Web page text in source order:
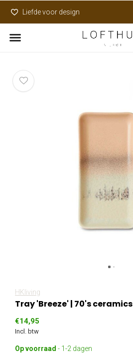
Liefde voor design
HKliving
Tray 'Breeze' | 70's ceramics
€14,95
Incl. btw
Op voorraad - 1-2 dagen